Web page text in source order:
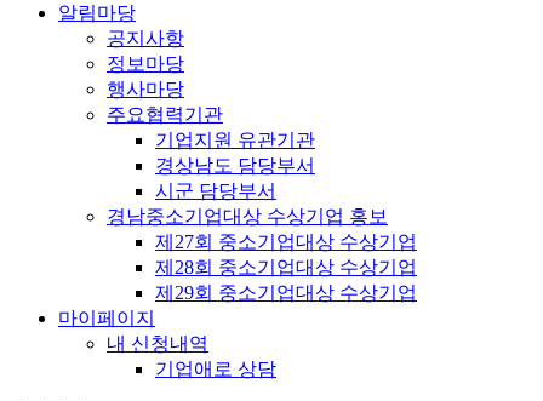
알림마당
공지사항
정보마당
행사마당
주요협력기관
기업지원 유관기관
경상남도 담당부서
시군 담당부서
경남중소기업대상 수상기업 홍보
제27회 중소기업대상 수상기업
제28회 중소기업대상 수상기업
제29회 중소기업대상 수상기업
마이페이지
내 신청내역
기업애로 상담